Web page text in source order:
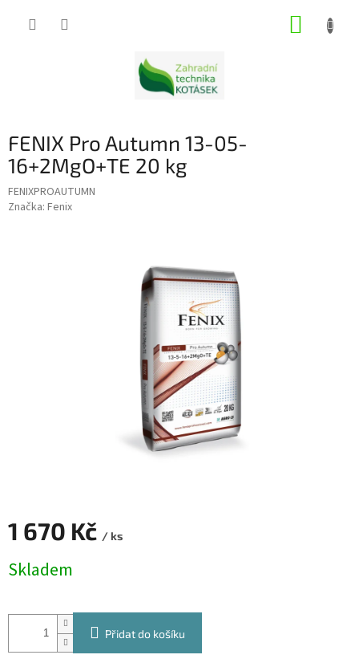
FENIX Pro Autumn 13-05-
16+2MgO+TE 20 kg
FENIXPROAUTUMN
Značka: Fenix
1 670 Kč / ks
cena:
Skladem
Přidat do košíku